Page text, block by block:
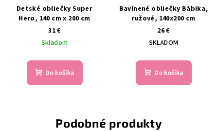
Detské obliečky Super
Hero, 140 cm x 200 cm
31 €
Skladom
Do košíka
Bavlnené obliečky Bábika,
ružové, 140x200 cm
26 €
SKLADOM
Do košíka
Podobné produkty